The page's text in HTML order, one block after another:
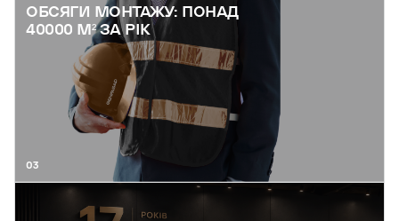
ОБСЯГИ МОНТАЖУ: ПОНАД
40000 М² ЗА РІК
03